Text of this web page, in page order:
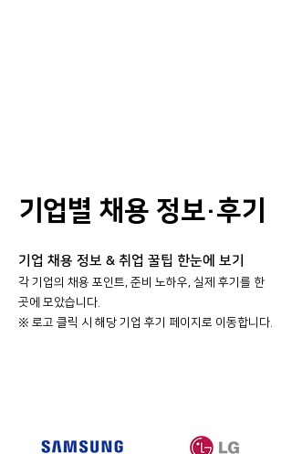
기업별 채용 정보·후기
기업 채용 정보 & 취업 꿀팁 한눈에 보기
각 기업의 채용 포인트, 준비 노하우, 실제 후기를 한
곳에 모았습니다.
​※ 로고 클릭 시 해당 기업 후기 페이지로 이동합니다.